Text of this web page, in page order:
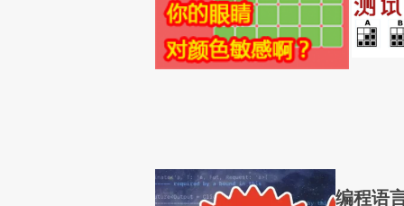
编程语